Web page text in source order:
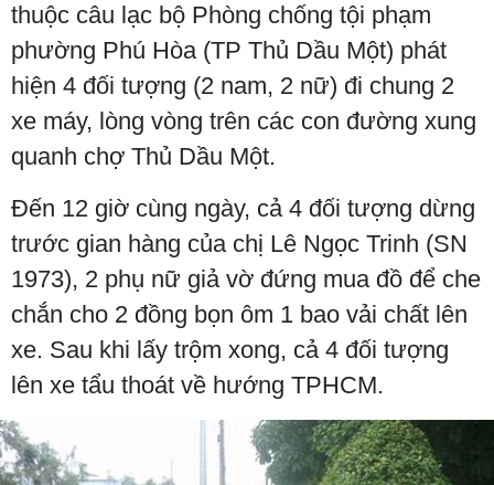
thuộc câu lạc bộ Phòng chống tội phạm
phường Phú Hòa (TP Thủ Dầu Một) phát
hiện 4 đối tượng (2 nam, 2 nữ) đi chung 2
xe máy, lòng vòng trên các con đường xung
quanh chợ Thủ Dầu Một.
Đến 12 giờ cùng ngày, cả 4 đối tượng dừng
trước gian hàng của chị Lê Ngọc Trinh (SN
1973), 2 phụ nữ giả vờ đứng mua đồ để che
chắn cho 2 đồng bọn ôm 1 bao vải chất lên
xe. Sau khi lấy trộm xong, cả 4 đối tượng
lên xe tẩu thoát về hướng TPHCM.